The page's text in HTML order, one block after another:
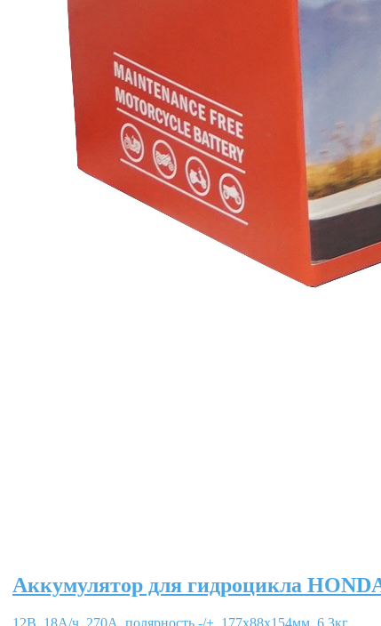
Аккумулятор для гидроцикла
12В, 18А/ч, 270А, полярность -/+, 177x88x154мм, 6,3кг.